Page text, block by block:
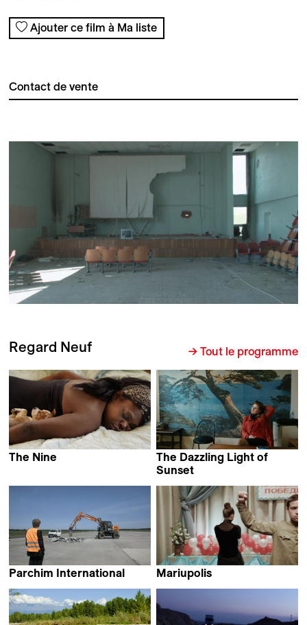
Ajouter ce film à Ma liste
Contact de vente
Regard Neuf → Tout le programme
The Nine
The Dazzling Light of
Sunset
Parchim International
Stefan Eberlein
Mariupolis